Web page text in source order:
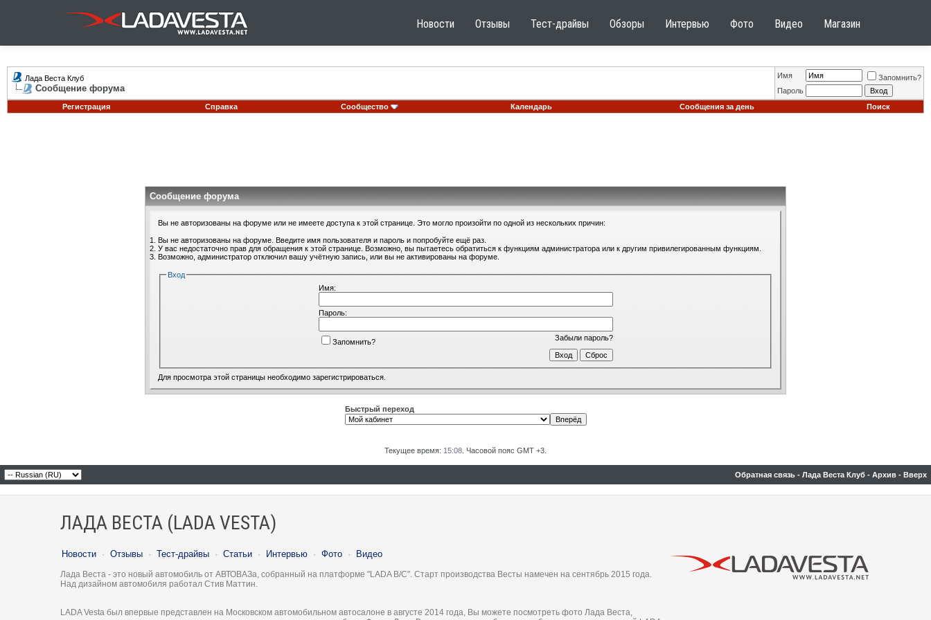
Новости Отзывы Тест-драйвы Обзоры Интервью Фото Видео Магазин
Лада Веста Клуб
Сообщение форума
Имя
Запомнить?
Пароль
Регистрация
Справка Сообщество Календарь Сообщения за день Поиск
Сообщение форума
Вы не авторизованы на форуме или не имеете доступа к этой странице. Это могло произойти по одной из нескольких причин:
Вы не авторизованы на форуме. Введите имя пользователя и пароль и попробуйте ещё раз.
У вас недостаточно прав для обращения к этой странице. Возможно, вы пытаетесь обратиться к функциям администратора или к другим привилегированным функциям.
Возможно, администратор отключил вашу учётную запись, или вы не активированы на форуме.
Вход
Имя:
Пароль:
Забыли пароль?
Запомнить?
Для просмотра этой страницы необходимо зарегистрироваться
Быстрый переход
Текущее время: 15:08 . Часовой пояс GMT +3.
Обратная связь - Лада Веста Клуб - Архив - Вверх
ЛАДА ВЕСТА (LADA VESTA)
Новости · Отзывы · Тест-драйвы · Статьи · Интервью · Фото · Видео
Лада Веста - это новый автомобиль от АВТОВАЗа, собранный на платформе "LADA B/C". Старт производства Весты намечен на сентябрь 2015 года.
Над дизайном автомобиля работал Стив Маттин.
LADA Vesta был впервые представлен на Московском автомобильном автосалоне в августе 2014 года, Вы можете посмотреть фото Лада Веста,